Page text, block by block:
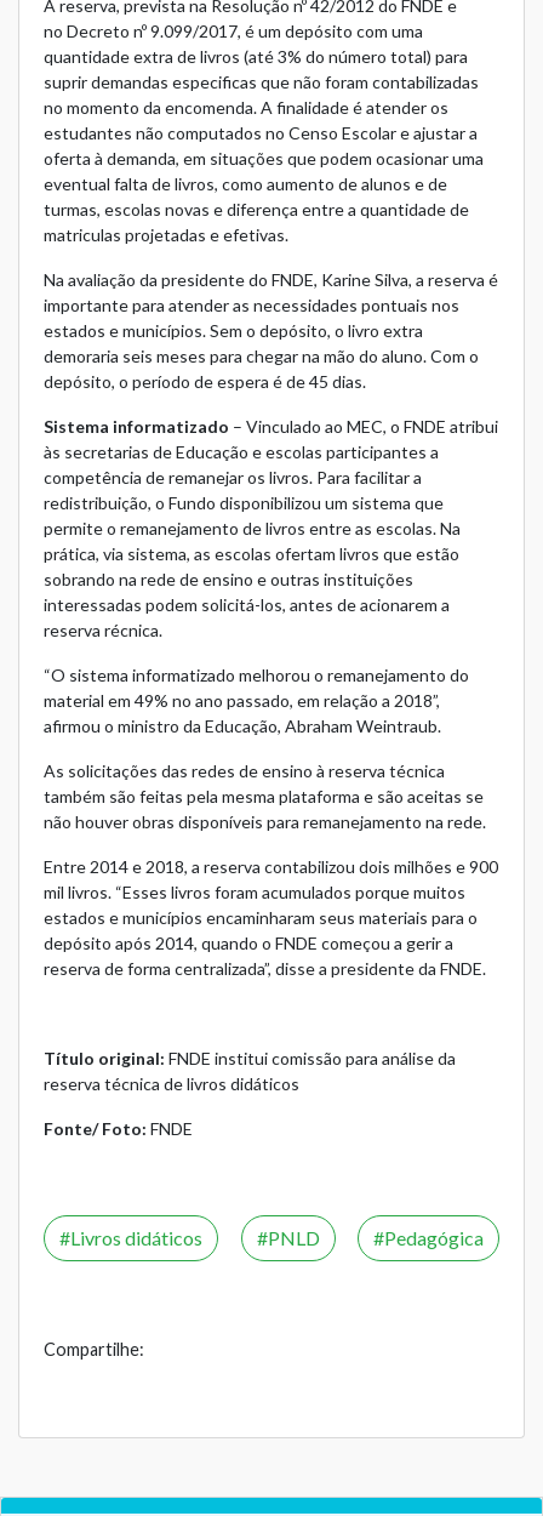
A reserva, prevista na Resolução nº 42/2012 do FNDE e
no Decreto nº 9.099/2017, é um depósito com uma
quantidade extra de livros (até 3% do número total) para
suprir demandas especificas que não foram contabilizadas
no momento da encomenda. A finalidade é atender os
estudantes não computados no Censo Escolar e ajustar a
oferta à demanda, em situações que podem ocasionar uma
eventual falta de livros, como aumento de alunos e de
turmas, escolas novas e diferença entre a quantidade de
matriculas projetadas e efetivas.
Na avaliação da presidente do FNDE, Karine Silva, a reserva é
importante para atender as necessidades pontuais nos
estados e municípios. Sem o depósito, o livro extra
demoraria seis meses para chegar na mão do aluno. Com o
depósito, o período de espera é de 45 dias.
Sistema informatizado – Vinculado ao MEC, o FNDE atribui
às secretarias de Educação e escolas participantes a
competência de remanejar os livros. Para facilitar a
redistribuição, o Fundo disponibilizou um sistema que
permite o remanejamento de livros entre as escolas. Na
prática, via sistema, as escolas ofertam livros que estão
sobrando na rede de ensino e outras instituições
interessadas podem solicitá-los, antes de acionarem a
reserva récnica.
“O sistema informatizado melhorou o remanejamento do
material em 49% no ano passado, em relação a 2018”,
afirmou o ministro da Educação, Abraham Weintraub.
As solicitações das redes de ensino à reserva técnica
também são feitas pela mesma plataforma e são aceitas se
não houver obras disponíveis para remanejamento na rede.
Entre 2014 e 2018, a reserva contabilizou dois milhões e 900
mil livros. “Esses livros foram acumulados porque muitos
estados e municípios encaminharam seus materiais para o
depósito após 2014, quando o FNDE começou a gerir a
reserva de forma centralizada”, disse a presidente da FNDE.
Título original: FNDE institui comissão para análise da
reserva técnica de livros didáticos
Fonte/ Foto: FNDE
Livros didáticos PNLD Pedagógica
Compartilhe: